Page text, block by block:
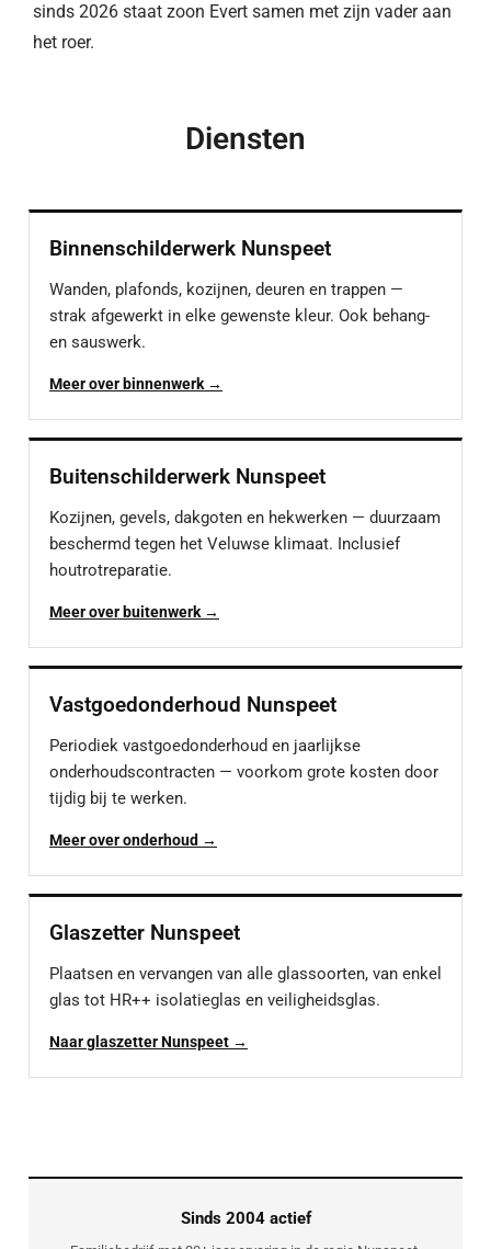
sinds 2026 staat zoon Evert samen met zijn vader aan
het roer.
Diensten
Binnenschilderwerk Nunspeet
Wanden, plafonds, kozijnen, deuren en trappen —
strak afgewerkt in elke gewenste kleur. Ook behang-
en sauswerk.
Meer over binnenwerk →
Buitenschilderwerk Nunspeet
Kozijnen, gevels, dakgoten en hekwerken — duurzaam
beschermd tegen het Veluwse klimaat. Inclusief
houtrotreparatie.
Meer over buitenwerk →
Vastgoedonderhoud Nunspeet
Periodiek vastgoedonderhoud en jaarlijkse
onderhoudscontracten — voorkom grote kosten door
tijdig bij te werken.
Meer over onderhoud →
Glaszetter Nunspeet
Plaatsen en vervangen van alle glassoorten, van enkel
glas tot HR++ isolatieglas en veiligheidsglas.
Naar glaszetter Nunspeet →
Sinds 2004 actief